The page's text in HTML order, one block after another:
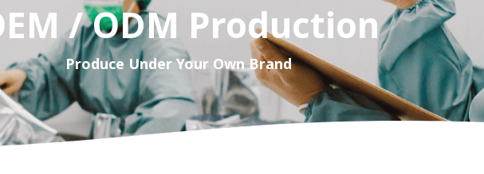
/ ODM Production
Produce Under Your Own Brand